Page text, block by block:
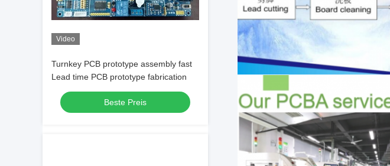
Video
Turnkey PCB prototype assembly fast
Lead time PCB prototype fabrication
Beste Preis